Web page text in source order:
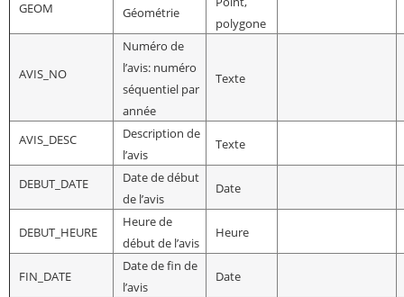
GEOM Géométrie
polygone
AVIS_NO
Numéro de
l’avis: numéro
séquentiel par
année
Texte
AVIS_DESC
Description de
l’avis
Texte
DEBUT_DATE
Date de début
de l’avis
Date
DEBUT_HEURE
Heure de
début de l’avis
Heure
FIN_DATE
Date de fin de
l’avis
Date